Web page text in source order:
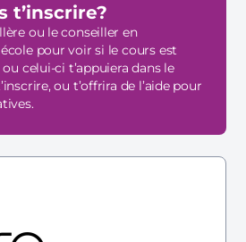
t’inscrire?
ou le conseiller en
pour voir si le cours est
celui-ci t’appuiera dans le
ou t’offrira de l’aide pour